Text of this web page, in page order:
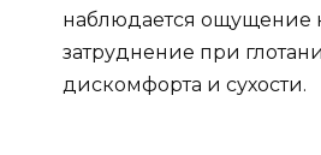
наблюдается ощущение
затруднение при
дискомфорта и сухости.